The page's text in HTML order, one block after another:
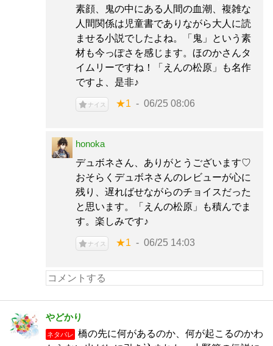
素顔、鬼の中にある人間の血潮、複雑な
人間関係は児童書でありながら大人に読
ませる小説でしたよね。「鬼」という素
材も今っぽさを感じます。ほのかさんタ
イムリーですね！「えんの松原」も名作
ですよ、是非♪
ナイス ★1 06/25 08:06
honoka
デュボネさん、ありがとうございます♡
おそらくデュボネさんのレビューが心に
残り、遅ればせながらのチョイスだった
と思います。「えんの松原」も積んでま
す。楽しみです♪
ナイス ★1 06/25 14:03
やどかり
ネタバレ
橋の先に何があるのか、何が起こるのかわ